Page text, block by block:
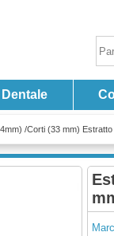
Dentale
/Corti (33 mm)